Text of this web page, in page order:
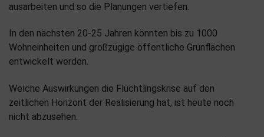
ausarbeiten und so die Planungen vertiefen.
In den nächsten 20-25 Jahren könnten bis zu 1000
Wohneinheiten und großzügige öffentliche Grünflächen
entwickelt werden.
Welche Auswirkungen die Flüchtlingskrise auf den
zeitlichen Horizont der Realisierung hat, ist heute noch
nicht abzusehen.